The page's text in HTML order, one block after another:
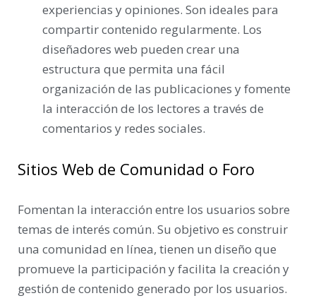
experiencias y opiniones. Son ideales para
compartir contenido regularmente. Los
diseñadores web pueden crear una
estructura que permita una fácil
organización de las publicaciones y fomente
la interacción de los lectores a través de
comentarios y redes sociales.
Sitios Web de Comunidad o Foro
Fomentan la interacción entre los usuarios sobre
temas de interés común. Su objetivo es construir
una comunidad en línea, tienen un diseño que
promueve la participación y facilita la creación y
gestión de contenido generado por los usuarios.